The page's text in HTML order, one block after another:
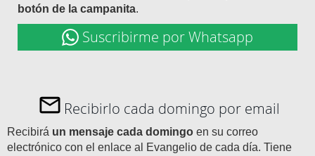
botón de la campanita.
Suscribirme por Whatsapp
Recibirlo cada domingo por email
Recibirá un mensaje cada domingo en su correo
electrónico con el enlace al Evangelio de cada día. Tiene